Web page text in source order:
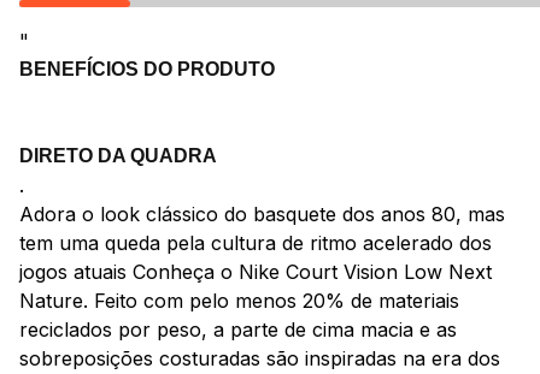
"
BENEFÍCIOS DO PRODUTO
DIRETO DA QUADRA
.
Adora o look clássico do basquete dos anos 80, mas
tem uma queda pela cultura de ritmo acelerado dos
jogos atuais Conheça o Nike Court Vision Low Next
Nature. Feito com pelo menos 20% de materiais
reciclados por peso, a parte de cima macia e as
sobreposições costuradas são inspiradas na era dos